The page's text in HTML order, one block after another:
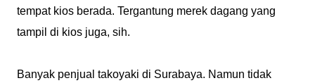
tempat kios berada. Tergantung merek dagang yang
tampil di kios juga, sih.
Banyak penjual takoyaki di Surabaya. Namun tidak